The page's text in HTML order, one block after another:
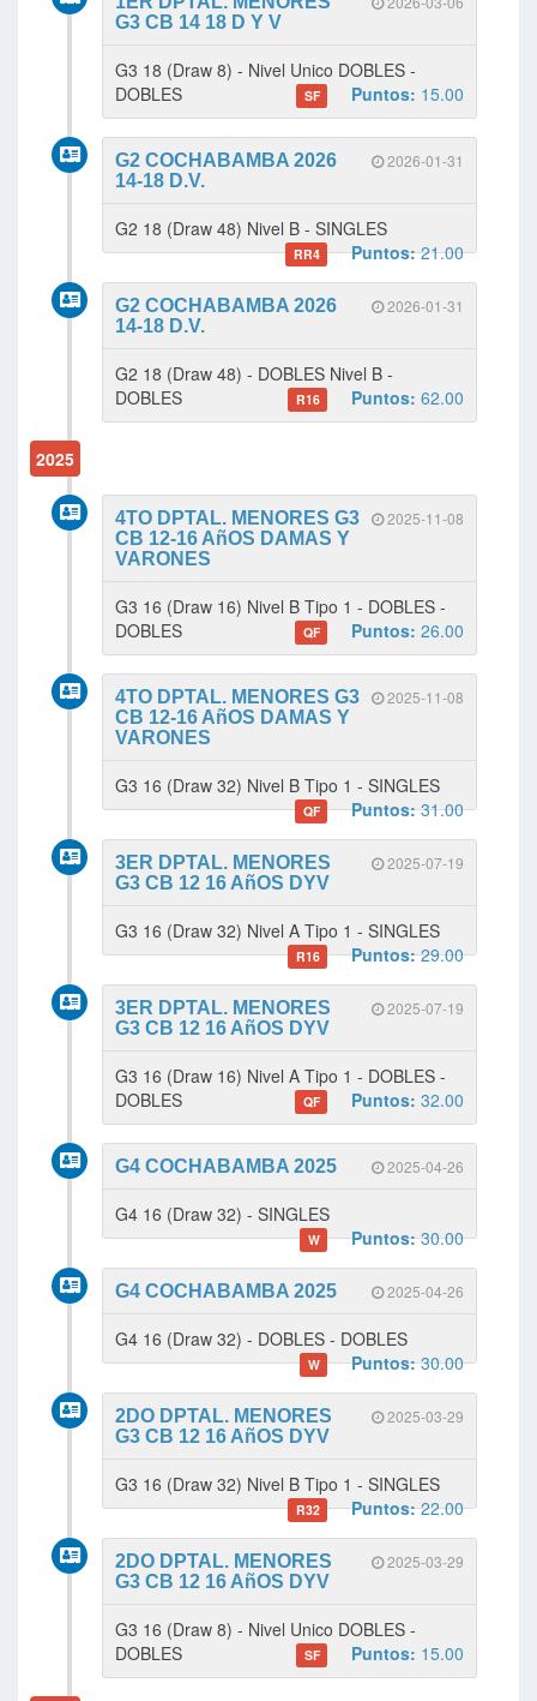
G3 CB 14 18 D Y V
G3 18 (Draw 8) - Nivel Unico DOBLES -
DOBLES
SF Puntos: 15.00
2026-01-31
G2 COCHABAMBA 2026
14-18 D.V.
G2 18 (Draw 48) Nivel B - SINGLES
RR4 Puntos:21.00
2026-01-31
G2 COCHABAMBA 2026
14-18 D.V.
G2 18 (Draw 48) - DOBLES Nivel B -
DOBLES
R16 Puntos: 62.00
2025
2025-11-08
4TO DPTAL. MENORES G3
CB 12-16 AñOS DAMAS Y
VARONES
G3 16 (Draw 16) Nivel B Tipo 1 - DOBLES -
DOBLES
QF Puntos: 26.00
2025-11-08
4TO DPTAL. MENORES G3
CB 12-16 AñOS DAMAS Y
VARONES
G3 16 (Draw 32) Nivel B Tipo 1 - SINGLES
QF Puntos:31.00
2025-07-19
3ER DPTAL. MENORES
G3 CB 12 16 AñOS DYV
G3 16 (Draw 32) Nivel A Tipo 1 - SINGLES
R16 Puntos:29.00
2025-07-19
3ER DPTAL. MENORES
G3 CB 12 16 AñOS DYV
G3 16 (Draw 16) Nivel A Tipo 1 - DOBLES -
DOBLES
QF Puntos: 32.00
2025-04-26
G4 COCHABAMBA 2025
G4 16 (Draw 32) - SINGLES
W Puntos:30.00
2025-04-26
G4 COCHABAMBA 2025
G4 16 (Draw 32) - DOBLES - DOBLES
W Puntos:30.00
2025-03-29
2DO DPTAL. MENORES
G3 CB 12 16 AñOS DYV
G3 16 (Draw 32) Nivel B Tipo 1 - SINGLES
R32 Puntos:22.00
2025-03-29
2DO DPTAL. MENORES
G3 CB 12 16 AñOS DYV
G3 16 (Draw 8) - Nivel Unico DOBLES -
DOBLES
SF Puntos: 15.00